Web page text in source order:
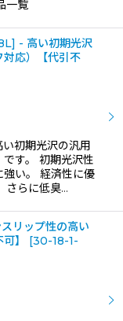
一覧
- 高い初期光沢
対応）【代引不
初期光沢の汎用
す。 初期光沢性
い。 経済性に優
さらに低臭…
リップ性の高い
】
[30-18-1-